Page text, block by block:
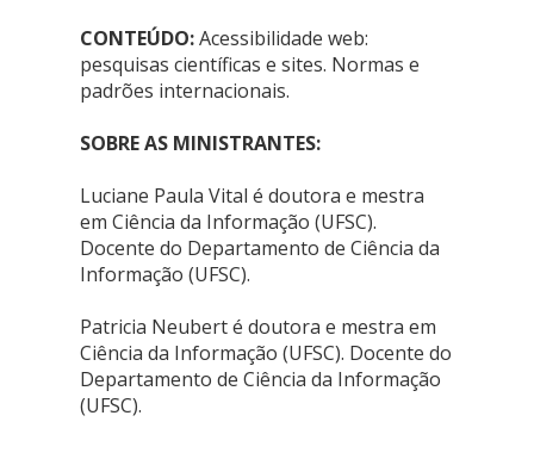
CONTEÚDO:Acessibilidade web:
pesquisas científicas e sites. Normas e
padrões internacionais.
SOBRE AS MINISTRANTES:
Luciane Paula Vital é doutora e mestra
em Ciência da Informação (UFSC).
Docente do Departamento de Ciência da
Informação (UFSC).
Patricia Neubert édoutora e mestra em
Ciência da Informação (UFSC). Docente do
Departamento de Ciência da Informação
(UFSC).